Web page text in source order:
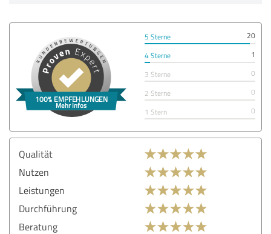
5 Sterne
20
4 Sterne
1
3 Sterne
0
2 Sterne
0
1 Stern
0
Qualität
Nutzen
Leistungen
Durchführung
Beratung